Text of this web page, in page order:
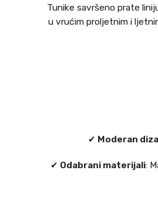
Tunike savršeno prate
u vrućim proljetnim i
✔ Moderan
✔ Odabrani materijali: